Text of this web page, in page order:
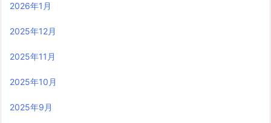
2026年1月
2025年12月
2025年11月
2025年10月
2025年9月